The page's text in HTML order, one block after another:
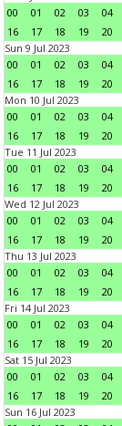
00
01 02 03 04
16
17 18 19 20
Sun 9 Jul 2023
00
01 02 03 04
16
17 18 19 20
Mon 10 Jul 2023
00
01 02 03 04
16
17 18 19 20
Tue 11 Jul 2023
00
01 02 03 04
16
17 18 19 20
Wed 12 Jul 2023
00
01 02 03 04
16
17 18 19 20
Thu 13 Jul 2023
00
01 02 03 04
16
17 18 19 20
Fri 14 Jul 2023
00
01 02 03 04
16
17 18 19 20
Sat 15 Jul 2023
00
01 02 03 04
16
17 18 19 20
Sun 16 Jul 2023